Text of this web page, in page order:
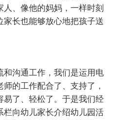
、像他的妈妈，一样时刻
家长也能够放心地把孩子送
和沟通工作，我们是运用电
的工作配合了、支持了，
易了、轻松了。于是我们经
栏向幼儿家长介绍幼儿园活